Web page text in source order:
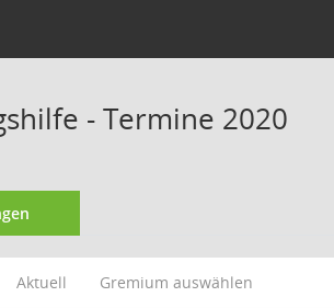
- Termine 2020
Aktuell Gremium auswählen